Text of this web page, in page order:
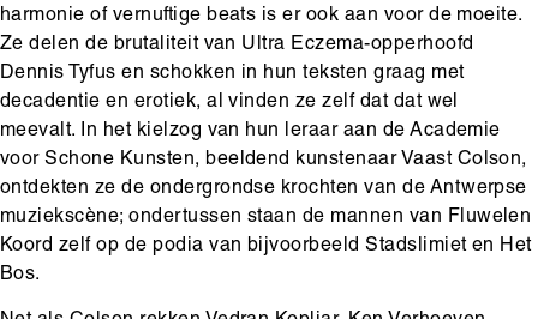
harmonie of vernuftige beats is er ook aan voor de moeite.
Ze delen de brutaliteit van Ultra Eczema-opperhoofd
Dennis Tyfus en schokken in hun teksten graag met
decadentie en erotiek, al vinden ze zelf dat dat wel
meevalt. In het kielzog van hun leraar aan de Academie
voor Schone Kunsten, beeldend kunstenaar Vaast Colson,
ontdekten ze de ondergrondse krochten van de Antwerpse
muziekscène; ondertussen staan de mannen van Fluwelen
Koord zelf op de podia van bijvoorbeeld Stadslimiet en Het
Bos.